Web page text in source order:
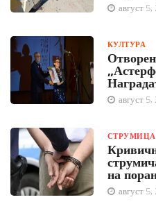
август
КУЛТУРА
август
СТРУМИЦА
на
август